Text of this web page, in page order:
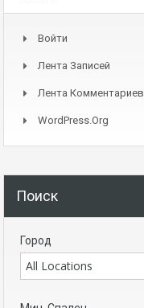
Войти
Лента Записей
Лента Комментариев
WordPress.org
Поиск
Город
All Locations